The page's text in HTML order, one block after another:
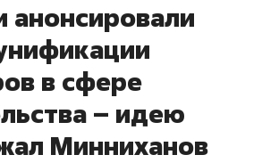
анонсировали
в сфере
– идею
Минниханов